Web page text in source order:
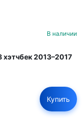
В наличии
2013–2017
Купить